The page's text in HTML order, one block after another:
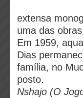
extensa
uma das
Em 1959,
Dias
família, no
posto.
Nshajo (O